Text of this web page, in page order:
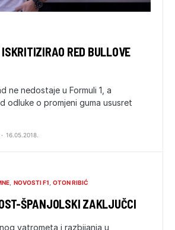
RED BULLOVE
ne nedostaje u Formuli 1, a
odluke o promjeni guma ususret
16.05.2018.
NOVOSTI F1 OTON RIBIĆ
ŠPANJOLSKI ZAKLJUČCI
vatrometa i razbijanja u